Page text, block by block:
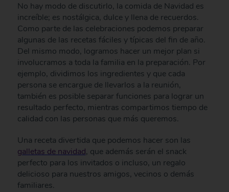
No hay modo de discutirlo, la comida de Navidad es
increíble; es nostálgica, dulce y llena de recuerdos.
Como parte de las celebraciones podemos preparar
algunas de las recetas fáciles y típicas del fin de año.
Del mismo modo, logramos hacer un mejor plan si
involucramos a toda la familia en la preparación. Por
ejemplo, dividimos los ingredientes y que cada
persona se encargue de llevarlos a la reunión,
también es posible separar funciones para lograr un
resultado perfecto, mientras compartimos tiempo de
calidad con las personas que más queremos.
Una receta divertida que podemos hacer son las
galletas de navidad, que además serán el snack
perfecto para los invitados o incluso, un regalo
delicioso para nuestros amigos, vecinos o demás
familiares.